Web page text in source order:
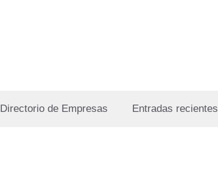
Directorio de Empresas Entradas recientes